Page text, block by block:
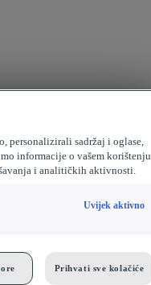
personalizirali sadržaj i oglase,
informacije o vašem korištenju
i analitičkih aktivnosti.
Uvijek aktivno
Prihvati sve kolačiće